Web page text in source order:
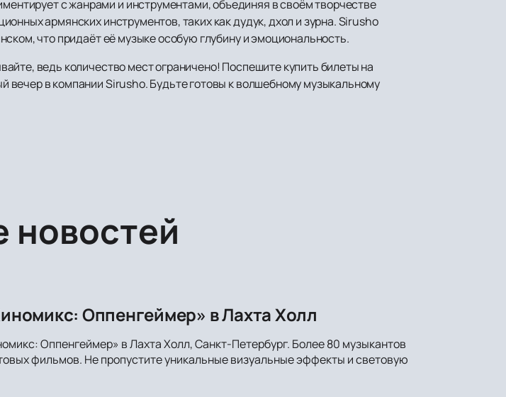
с жанрами и инструментами, объединяя в своём творчестве
армянских инструментов, таких как дудук, дхол и зурна. Sirusho
что придаёт её музыке особую глубину и эмоциональность.
ведь количество мест ограничено! Поспешите купить билеты на
в компании Sirusho. Будьте готовы к волшебному музыкальному
новостей
Оппенгеймер» в Лахта Холл
Оппенгеймер» в Лахта Холл, Санкт-Петербург. Более 80 музыкантов
фильмов. Не пропустите уникальные визуальные эффекты и световую